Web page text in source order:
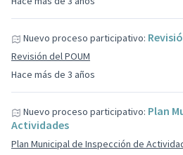
Hace más de 3 años
Nuevo proceso participativo:
Revisión del POUM
Nuevo proceso participativo: Plan
Actividades
Plan Municipal de Inspección de